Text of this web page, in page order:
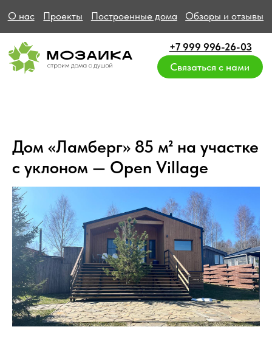
Построенные дома Обзоры и отзывы
Проекты
О нас
+7 999 996-26-03
Связаться с нами
Дом «Ламберг» 85 м² на участке
с уклоном — Open Village